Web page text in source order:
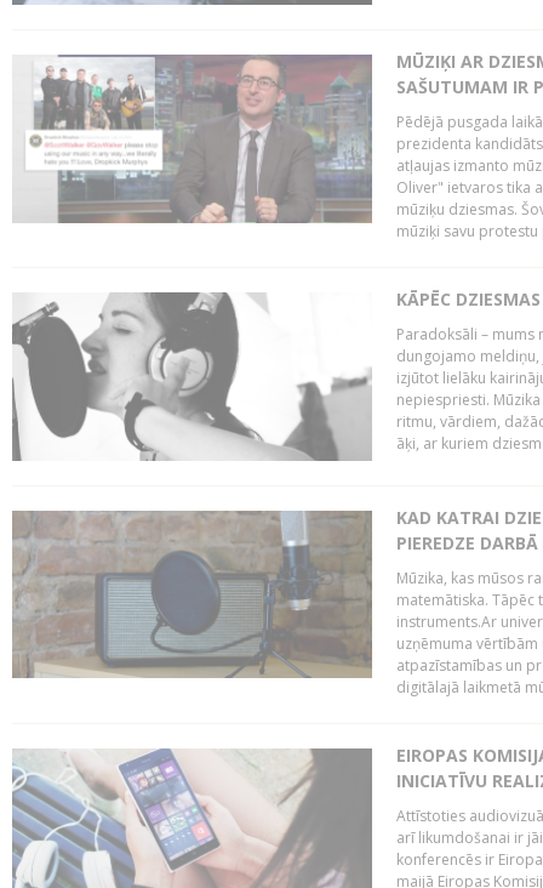
MŪZIĶI AR
SAŠUTUMAM IR
Pēdējā pusgada
prezidenta
atļaujas izmanto
Oliver" ietvaros tika
mūziķu dziesmas.
mūziķi savu
KĀPĒC
Paradoksāli – mums
dungojamo
izjūtot lielāku
nepiespriesti.
ritmu, vārdiem,
āķi, ar kuriem
KAD KATRAI
PIEREDZE
Mūzika, kas mūsos
matemātiska. Tāpēc
instruments.Ar
uzņēmuma
atpazīstamības un
digitālajā laikmetā
EIROPAS
INICIATĪVU
Attīstoties
arī likumdošanai ir
konferencēs ir
maijā Eiropas